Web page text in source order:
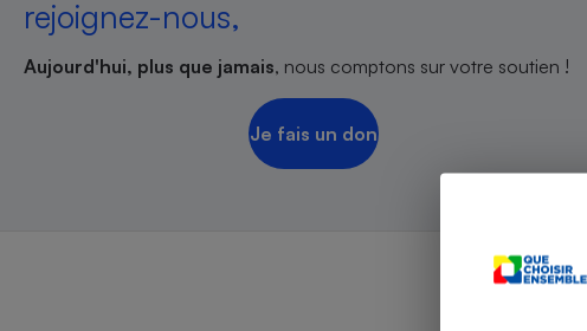
rejoignez-nous,
Aujourd'hui, plus que jamais, nous comptons sur votre soutien !
Je fais un don
Robot ménager